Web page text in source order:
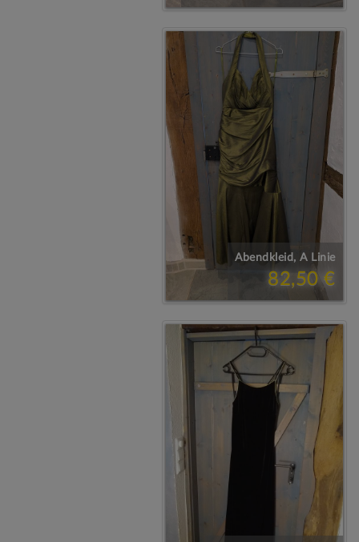
Abendkleid, A Linie
82,50 €